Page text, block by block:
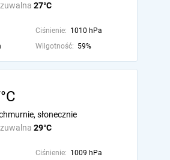
27°C
Ciśnienie: 1010 hPa
Wilgotność: 59%
29°C
słonecznie
Ciśnienie: 1009 hPa